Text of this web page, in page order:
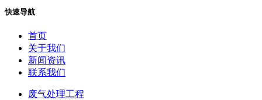
快速导航
首页
关于我们
新闻资讯
联系我们
废气处理工程